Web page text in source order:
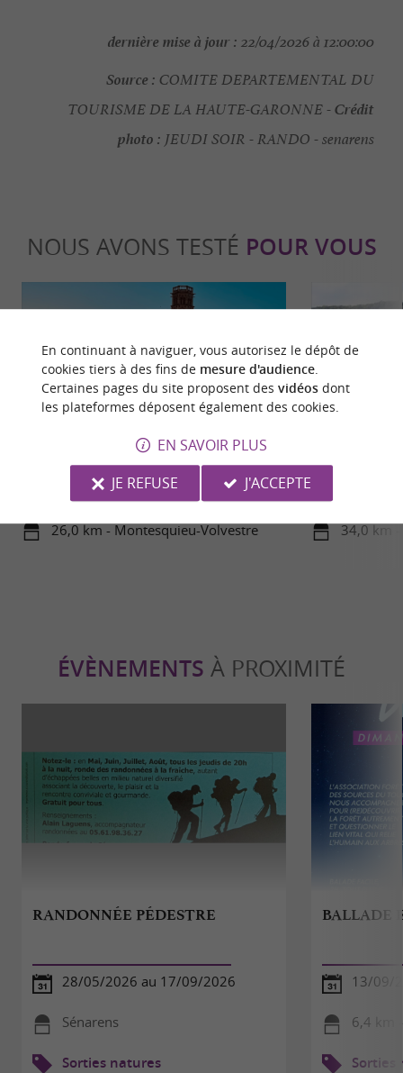
dernière mise à jour : 22/04/2026 à 12:00:00
Source : COMITE DEPARTEMENTAL DU
TOURISME DE LA HAUTE-GARONNE -Crédit
photo : JEUDI SOIR - RANDO - senarens
NOUS AVONS TESTÉ POUR VOUS
Découvrez la région du Volvestre !
26,0 km - Montesquieu-Volvestre
Séjours / Weekend
manquer
34,0 km -
ÉVÈNEMENTS À PROXIMITÉ
RANDONNÉE PÉDESTRE
28/05/2026 au 17/09/2026
Sénarens
Sorties natures
BALLADE
13/09/
6,4 km
Sorties
En continuant à naviguer, vous autorisez le dépôt de
cookies tiers à des fins de mesure d'audience.
Certaines pages du site proposent des vidéosdont
les plateformes déposent également des cookies.
EN SAVOIR PLUS
JE REFUSE
J'ACCEPTE